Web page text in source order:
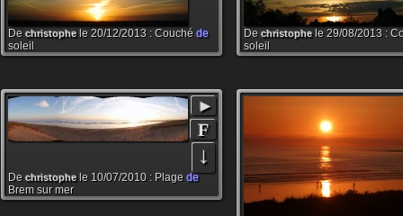
Dechristophele 20/12/2013 : Couchéde
soleil
Dechristophele 29/08/2013 :
soleil
►
F
↓
De christophele 10/07/2010 : Plagede
Brem sur mer